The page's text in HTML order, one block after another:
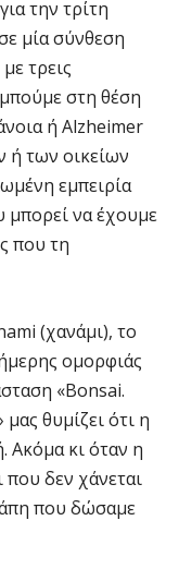
την τρίτη
μία σύνθεση
τρεις
στη θέση
ή Alzheimer
ή των οικείων
εμπειρία
μπορεί να έχουμε
που τη
(χανάμι), το
ομορφιάς
«Bonsai.
θυμίζει ότι η
Ακόμα κι όταν η
που δεν χάνεται
που δώσαμε